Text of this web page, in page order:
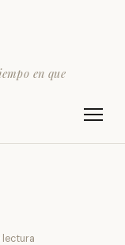
en que
lectura